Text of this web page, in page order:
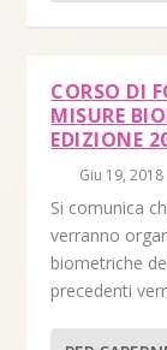
CORSO DI
MISURE
EDIZIONE
Giu 19, 2018
Si comunica
verranno
biometriche
precedenti